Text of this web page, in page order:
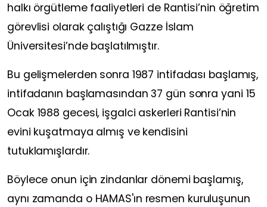
halkı örgütleme faaliyetleri de Rantisi’nin öğretim
görevlisi olarak çalıştığı Gazze İslam
Üniversitesi’nde başlatılmıştır.
Bu gelişmelerden sonra 1987 intifadası başlamış,
intifadanın başlamasından 37 gün sonra yani 15
Ocak 1988 gecesi, işgalci askerleri Rantisi’nin
evini kuşatmaya almış ve kendisini
tutuklamışlardır.
Böylece onun için zindanlar dönemi başlamış,
aynı zamanda o HAMAS'ın resmen kuruluşunun